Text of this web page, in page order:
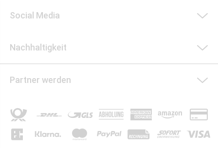
Social Media
Nachhaltigkeit
Partner werden